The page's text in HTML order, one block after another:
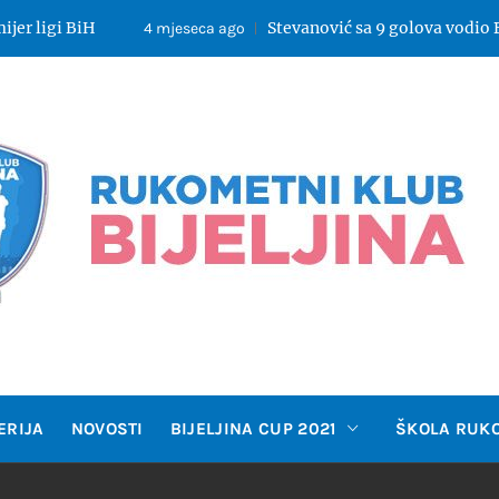
4 mjeseca ago Stevanović sa 9 golova vodio Bijeljinu do
NOVOSTI BIJELJINA CUP 2021 ŠKOLA